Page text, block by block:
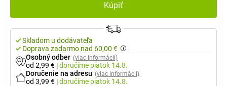
Kúpiť
Skladom u dodávateľa
Doprava zadarmo nad 60,00 €
Osobný odber (viac informácií)
od 2,99 € |doručíme piatok 14.8.
Doručenie na adresu (viac informácií)
od 3,99 € |doručíme piatok 14.8.